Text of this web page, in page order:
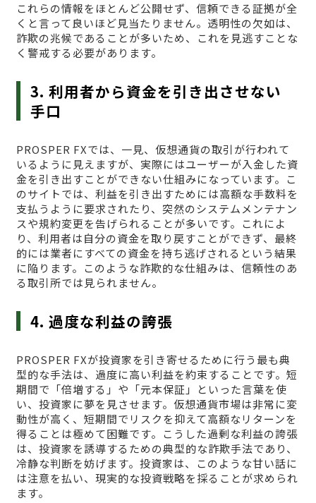
これらの情報をほとんど公開せず、信頼できる証拠が全
くと言って良いほど見当たりません。透明性の欠如は、
詐欺の兆候であることが多いため、これを見逃すことな
く警戒する必要があります。
3. 利用者から資金を引き出させない
手口
PROSPER FXでは、一見、仮想通貨の取引が行われて
いるように見えますが、実際にはユーザーが入金した資
金を引き出すことができない仕組みになっています。こ
のサイトでは、利益を引き出すためには高額な手数料を
支払うように要求されたり、突然のシステムメンテナン
スや規約変更を告げられることが多いです。これによ
り、利用者は自分の資金を取り戻すことができず、最終
的には業者にすべての資金を持ち逃げされるという結果
に陥ります。このような詐欺的な仕組みは、信頼性のあ
る取引所では見られません。
4. 過度な利益の誇張
PROSPER FXが投資家を引き寄せるために行う最も典
型的な手法は、過度に高い利益を約束することです。短
期間で「倍増する」や「元本保証」といった言葉を使
い、投資家に夢を見させます。仮想通貨市場は非常に変
動性が高く、短期間でリスクを抑えて高額なリターンを
得ることは極めて困難です。こうした過剰な利益の誇張
は、投資家を誘導するための典型的な詐欺手法であり、
冷静な判断を妨げます。投資家は、このような甘い話に
は注意を払い、現実的な投資戦略を採ることが求められ
ます。